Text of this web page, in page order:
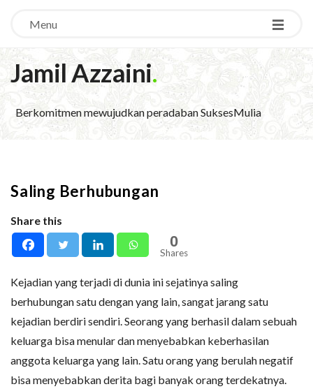
Menu
Jamil Azzaini.
Berkomitmen mewujudkan peradaban SuksesMulia
Saling Berhubungan
Share this
0
Shares
Kejadian yang terjadi di dunia ini sejatinya saling
berhubungan satu dengan yang lain, sangat jarang satu
kejadian berdiri sendiri. Seorang yang berhasil dalam sebuah
keluarga bisa menular dan menyebabkan keberhasilan
anggota keluarga yang lain. Satu orang yang berulah negatif
bisa menyebabkan derita bagi banyak orang terdekatnya.